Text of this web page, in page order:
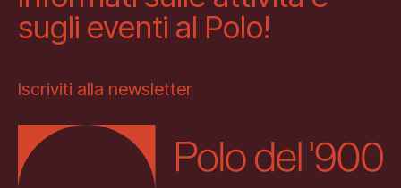
sugli eventi al Polo!
Iscriviti alla newsletter